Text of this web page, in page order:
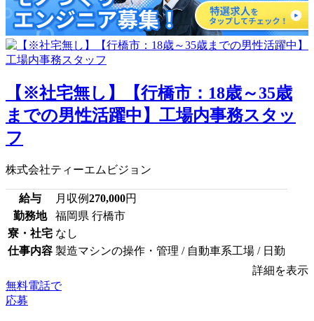
【※社宅無し】【行橋市：18歳～35歳
までの男性活躍中】工場内事務スタッ
フ
株式会社ティーエムビジョン
給与 月収例270,000円
勤務地
福岡県 行橋市
寮・社宅 なし
仕事内容 製造マシンの操作・管理 / 自動車系工場 / 日勤
詳細を表示
無料電話で
応募